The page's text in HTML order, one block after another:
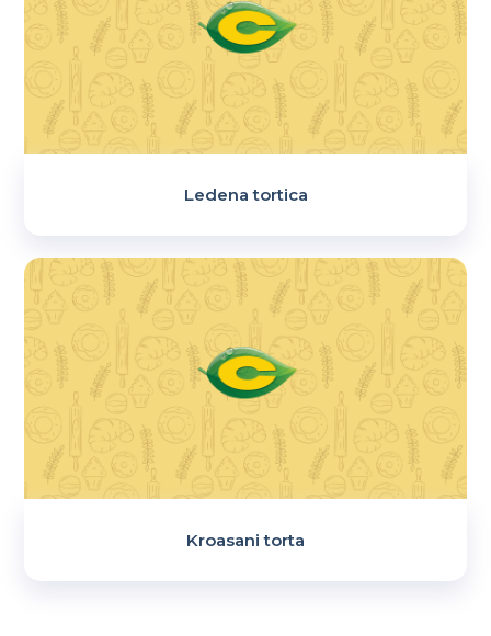
Ledena tortica
Kroasani torta